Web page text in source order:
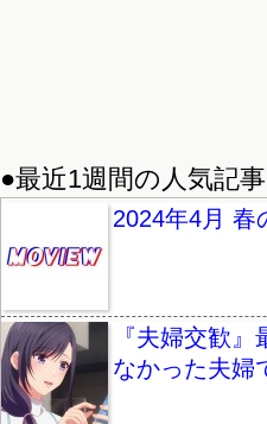
●最近1週間の人気記事
2024年4月 春
『夫婦交歓
なかった夫婦